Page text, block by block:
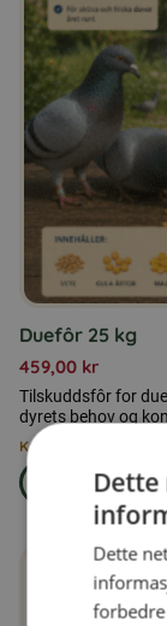
Duefôr 25 kg
459,00 kr
Tilskuddsfôr for
dyrets behov og
Kun 3 igjen på lager
Les
om
Dette